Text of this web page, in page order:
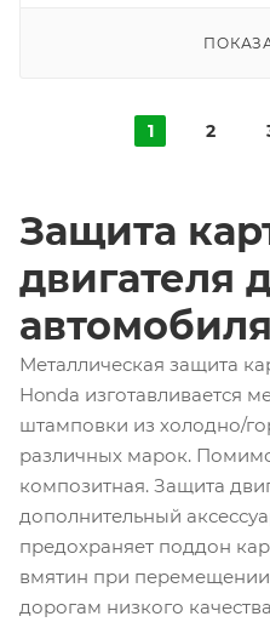
1 2
Защита
двигателя
Металлическая защита
Honda изготавливается
штамповки из холодно/
различных марок.
композитная. Защита
дополнительный
предохраняет поддон
вмятин при
дорогам низкого